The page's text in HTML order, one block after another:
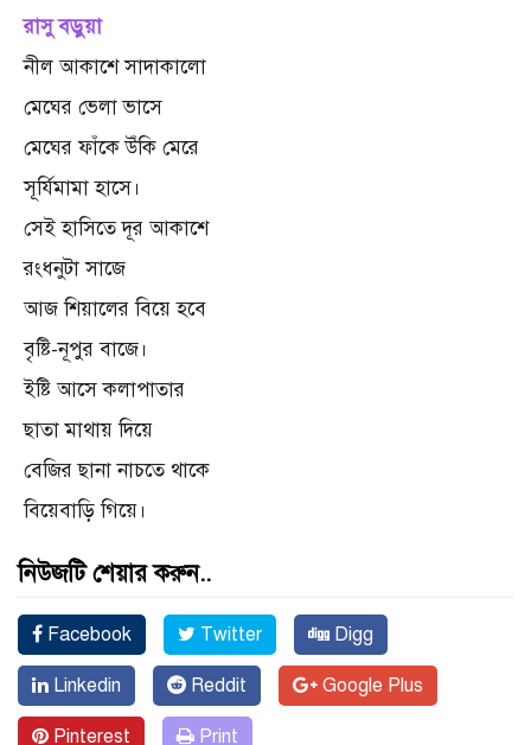
রাসু বড়ুয়া
নীল আকাশে সাদাকালো
মেঘের ভেলা ভাসে
মেঘের ফাঁকে উঁকি মেরে
সূর্যিমামা হাসে।
সেই হাসিতে দূর আকাশে
রংধনুটা সাজে
আজ শিয়ালের বিয়ে হবে
বৃষ্টি-নূপুর বাজে।
ইষ্টি আসে কলাপাতার
ছাতা মাথায় দিয়ে
বেজির ছানা নাচতে থাকে
বিয়েবাড়ি গিয়ে।
নিউজটি শেয়ার করুন..
Facebook Twitter Digg
Linkedin Reddit Google Plus
Pinterest Print